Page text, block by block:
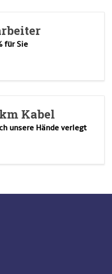
für Sie
km Kabel
unsere Hände verlegt